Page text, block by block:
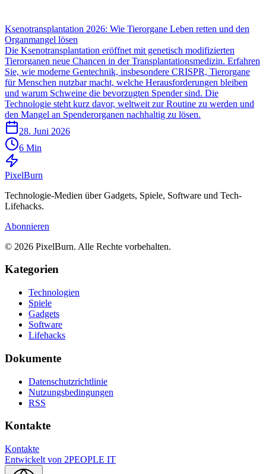
Ksenotransplantation 2026: Wie Tierorgane Leben retten und den
Organmangel lösen
Die Ksenotransplantation eröffnet mit genetisch modifizierten
Tierorganen neue Chancen in der Transplantationsmedizin. Erfahren
Sie, wie moderne Gentechnik, insbesondere CRISPR, Tierorgane
für Menschen nutzbar macht, welche Herausforderungen bleiben
und warum Schweine die bevorzugten Spender sind. Die
Technologie steht kurz davor, weltweit zur Routine zu werden und
den Mangel an Spenderorganen nachhaltig zu lösen.
28. Juni 2026
6 Min
PixelBurn
Technologie-Medien über Gadgets, Spiele, Software und Tech-
Lifehacks.
Abonnieren
© 2026 PixelBurn. Alle Rechte vorbehalten.
Kategorien
Technologien
Spiele
Gadgets
Software
Lifehacks
Dokumente
Datenschutzrichtlinie
Nutzungsbedingungen
RSS
Kontakte
Kontakte
Entwickelt von 2PEOPLE IT